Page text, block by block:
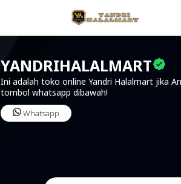
YANDRIHALALMART
Ini adalah toko online Yandri Halalmart jika
tombol whatsapp dibawah!
Whatsapp